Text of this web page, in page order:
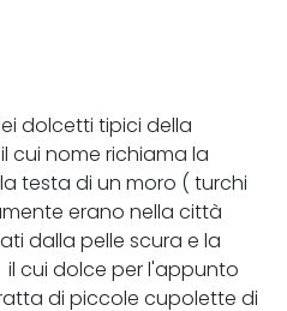
dolcetti tipici della
cui nome richiama la
testa di un moro ( turchi
erano nella città
dalla pelle scura e la
cui dolce per l'appunto
di piccole cupolette di